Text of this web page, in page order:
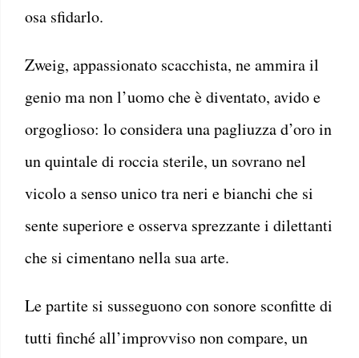
osa sfidarlo.
Zweig, appassionato scacchista, ne ammira il
genio ma non l’uomo che è diventato, avido e
orgoglioso: lo considera una pagliuzza d’oro in
un quintale di roccia sterile, un sovrano nel
vicolo a senso unico tra neri e bianchi che si
sente superiore e osserva sprezzante i dilettanti
che si cimentano nella sua arte.
Le partite si susseguono con sonore sconfitte di
tutti finché all’improvviso non compare, un